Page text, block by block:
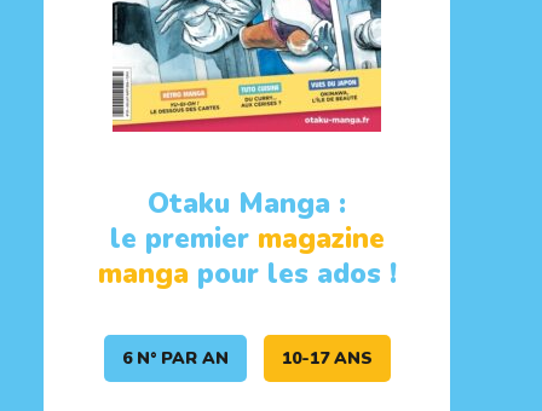
Otaku Manga :
le premier magazine
mangapour les ados !
6 N° PAR AN 10-17 ANS